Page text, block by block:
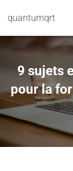
quantumqrt
9 sujets
pour la